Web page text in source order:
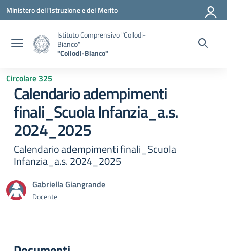
Vai ai contenuti
Vai al menu di navigazione
Vai al footer
Ministero dell'Istruzione e del Merito
Istituto Comprensivo "Collodi-
Bianco"
"Collodi-Bianco"
Circolare 325
Calendario adempimenti
finali_Scuola Infanzia_a.s.
2024_2025
Calendario adempimenti finali_Scuola
Infanzia_a.s. 2024_2025
Gabriella Giangrande
Docente